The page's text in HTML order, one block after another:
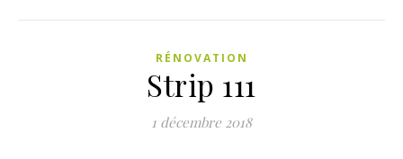
RÉNOVATION
Strip 111
1 décembre 2018